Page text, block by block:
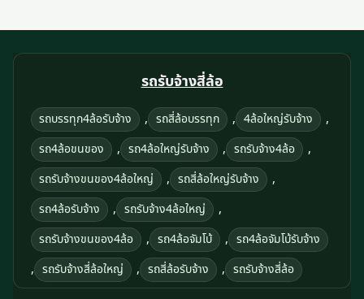
รถรับจ้างสี่ล้อ
รถบรรทุก4ล้อรับจ้าง , รถสี่ล้อบรรทุก , 4ล้อใหญ่รับจ้าง ,
รถ4ล้อขนของ , รถ4ล้อใหญ่รับจ้าง , รถรับจ้าง4ล้อ ,
รถรับจ้างขนของ4ล้อใหญ่ , รถสี่ล้อใหญ่รับจ้าง ,
รถ4ล้อรับจ้าง , รถรับจ้าง4ล้อใหญ่ ,
รถรับจ้างขนของ4ล้อ , รถ4ล้อจัมโบ้ , รถ4ล้อจัมโบ้รับจ้าง
, รถรับจ้างสี่ล้อใหญ่ , รถสี่ล้อรับจ้าง , รถรับจ้างสี่ล้อ